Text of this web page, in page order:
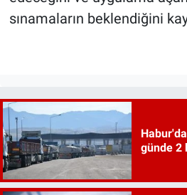
sınamaların beklendiğini
günde 2